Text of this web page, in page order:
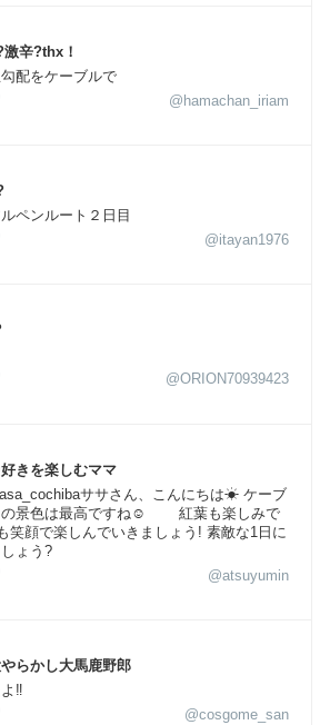
辛?thx！
配をケーブルで
@hamachan_iriam
ペンルート２日目
@itayan1976
@ORION70939423
きを楽しむママ
ササさん、こんにちは☀ ケーブ
の景色は最高ですね☺ 紅葉も楽しみで
笑顔で楽しんでいきましょう! 素敵な1日に
ょう?
@atsuyumin
らかし大馬鹿野郎
‼️
@cosgome_san